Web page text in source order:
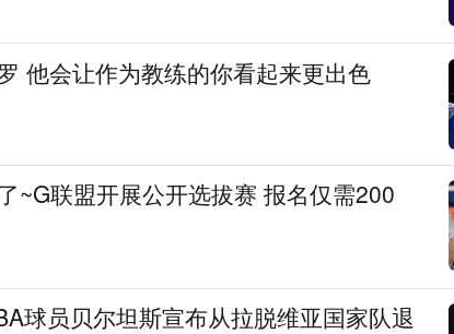
他会让作为教练的你看起来更出色
~G联盟开展公开选拔赛 报名仅需200
球员贝尔坦斯宣布从拉脱维亚国家队退